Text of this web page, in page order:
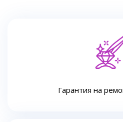
Гарантия на